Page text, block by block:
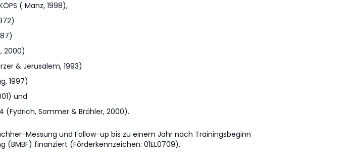
( Manz, 1998),
2000)
& Jerusalem, 1993)
1997)
und
(Fydrich, Sommer & Brähler, 2000).
Messung und Follow-up bis zu einem Jahr nach Trainingsbeginn
finanziert (Förderkennzeichen: 01EL0709).